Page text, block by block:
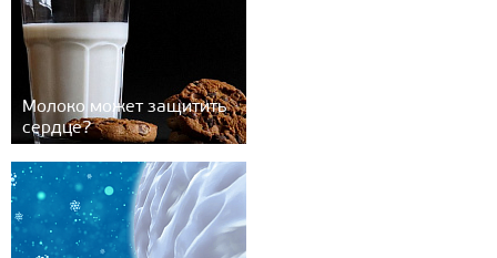
Молоко может защитить
сердце?